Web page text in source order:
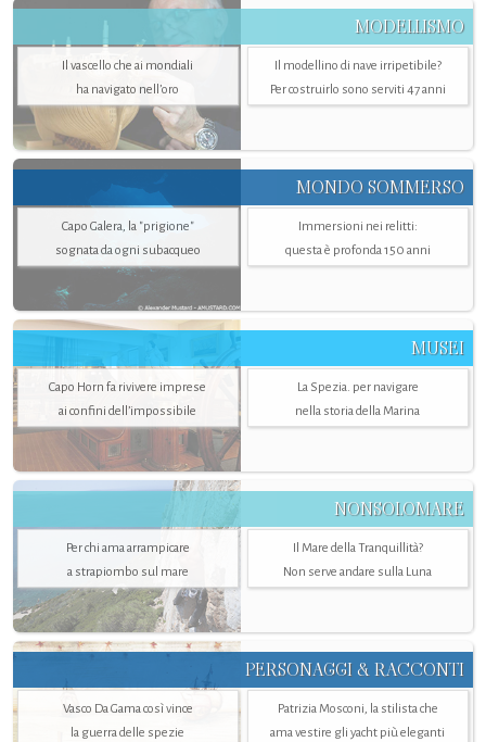
MODELLISMO
Il vascello che ai mondiali
ha navigato nell’oro
Il modellino di nave irripetibile?
Per costruirlo sono serviti 47 anni
MONDO SOMMERSO
Capo Galera, la "prigione"
sognata da ogni subacqueo
Immersioni nei relitti:
questa è profonda 150 anni
MUSEI
Capo Horn fa rivivere imprese
ai confini dell’impossibile
La Spezia. per navigare
nella storia della Marina
NONSOLOMARE
Per chi ama arrampicare
a strapiombo sul mare
Il Mare della Tranquillità?
Non serve andare sulla Luna
PERSONAGGI & RACCONTI
Vasco Da Gama così vince
la guerra delle spezie
Patrizia Mosconi, la stilista che
ama vestire gli yacht più eleganti